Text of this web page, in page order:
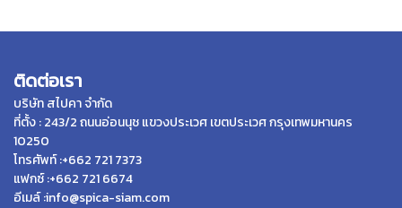
ติดต่อเรา
บริษัท สไปคา จำกัด
ที่ตั้ง : 243/2 ถนนอ่อนนุช แขวงประเวศ เขตประเวศ กรุงเทพมหานคร
10250
โทรศัพท์ :+662 721 7373
แฟกซ์ :+662 721 6674
อีเมล์ :info@spica-siam.com